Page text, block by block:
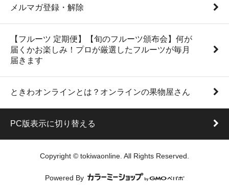
メルマガ登録・解除
【フルーツ 定期便】【旬のフルーツ頒布会】何が
届くかお楽しみ！プロが厳選したフルーツが毎月
届きます
ときわオンラインとは？オンラインの果物屋さん
PC版表示に切り替える
Copyright © tokiwaonline. All Rights Reserved.
Powered By